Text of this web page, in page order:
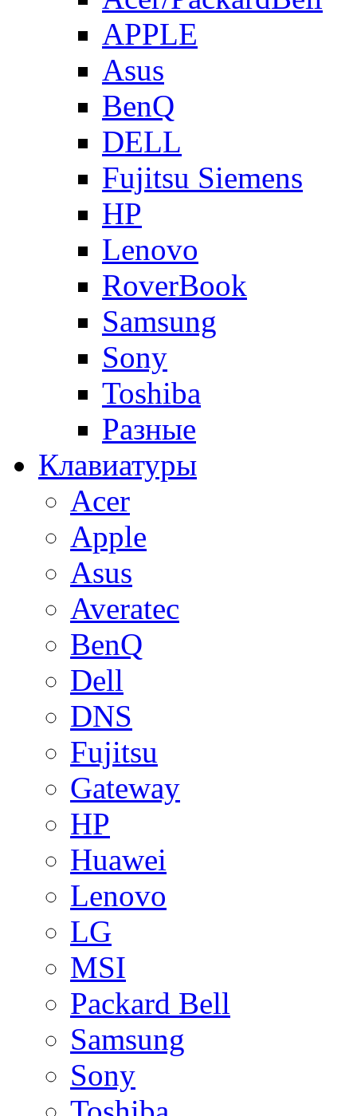
APPLE
Asus
BenQ
DELL
Fujitsu Siemens
HP
Lenovo
RoverBook
Samsung
Sony
Toshiba
Разные
Клавиатуры
Acer
Apple
Asus
Averatec
BenQ
Dell
DNS
Fujitsu
Gateway
HP
Huawei
Lenovo
LG
MSI
Packard Bell
Samsung
Sony